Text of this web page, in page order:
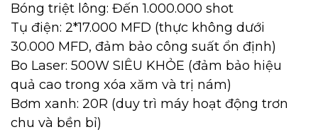
Bóng triệt lông: Đến 1.000.000 shot
Tụ điện: 2*17.000 MFD (thực không dưới
30.000 MFD, đảm bảo công suất ổn định)
Bo Laser: 500W SIÊU KHỎE (đảm bảo hiệu
quả cao trong xóa xăm và trị nám)
Bơm xanh: 20R (duy trì máy hoạt động trơn
chu và bền bỉ)